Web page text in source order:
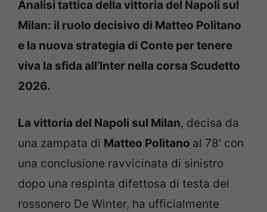
Analisi tattica della vittoria del Napoli sul
Milan: il ruolo decisivo di Matteo Politano
e la nuova strategia di Conte per tenere
viva la sfida all’Inter nella corsa Scudetto
2026.
La vittoria del Napoli sul Milan, decisa da
una zampata di Matteo Politano al 78′ con
una conclusione ravvicinata di sinistro
dopo una respinta difettosa di testa del
rossonero De Winter, ha ufficialmente